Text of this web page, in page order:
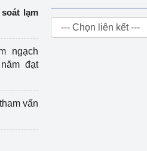
lạm
ngạch
đạt
vấn